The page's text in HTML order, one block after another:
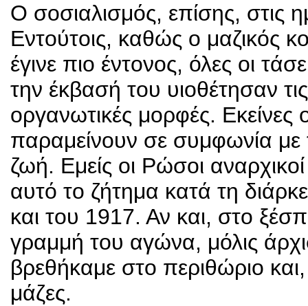
Ο σοσιαλισμός, επίσης, στις
Εντούτοις, καθώς ο μαζικός
έγινε πιο έντονος, όλες οι
την έκβασή του υιοθέτησαν
οργανωτικές μορφές. Εκείνες
παραμείνουν σε συμφωνία με
ζωή. Εμείς οι Ρώσοι
αυτό το ζήτημα κατά τη
και του 1917. Αν και, στο
γραμμή του αγώνα, μόλις
βρεθήκαμε στο περιθώριο
μάζες.